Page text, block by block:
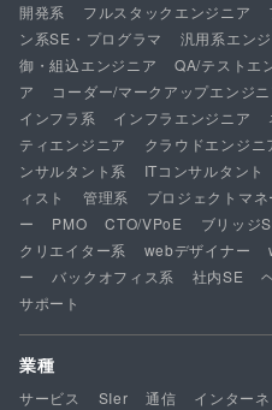
開発系 フルスタックエンジニア
ン系SE・プログラマ
汎用系エン
御・組込エンジニア
QA/テストエ
ア
コーダー/マークアップエンジ
インフラ系
インフラエンジニア
ティエンジニア
クラウドエンジニ
ンサルタント系
ITコンサルタント
ィスト
管理系 プロジェクトマネ
ー
PMO CTO/VPoE ブリッジ
クリエイター系
webデザイナー
ー
バックオフィス系 社内SE
サポート
業種
サービス SIer 通信 インターネ